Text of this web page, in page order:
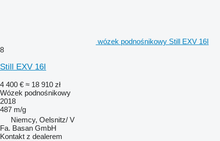
wózek podnośnikowy Still EXV 16I
8
Still EXV 16I
4 400 € ≈ 18 910 zł
Wózek podnośnikowy
2018
487 m/g
Niemcy, Oelsnitz/ V
Fa. Basan GmbH
Kontakt z dealerem